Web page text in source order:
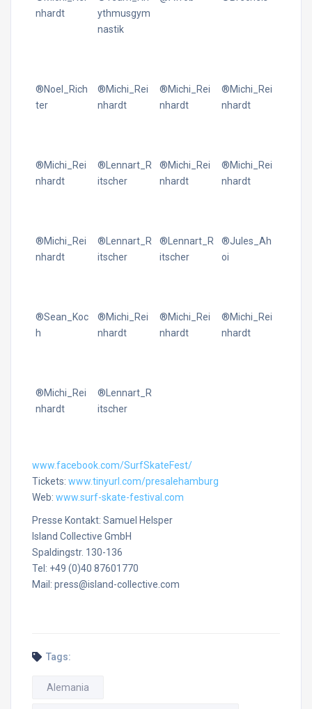
nhardt
ythmusgym
nastik
®Noel_Rich
ter
®Michi_Rei
nhardt
®Michi_Rei
nhardt
®Michi_Rei
nhardt
®Michi_Rei
nhardt
®Lennart_R
itscher
®Michi_Rei
nhardt
®Michi_Rei
nhardt
®Michi_Rei
nhardt
®Lennart_R
itscher
®Lennart_R
itscher
®Jules_Ah
oi
®Sean_Koc
h
®Michi_Rei
nhardt
®Michi_Rei
nhardt
®Michi_Rei
nhardt
®Michi_Rei
nhardt
®Lennart_R
itscher
www.facebook.com/SurfSkateFest/
Tickets: www.tinyurl.com/presalehamburg
Web: www.surf-skate-festival.com
Presse Kontakt: Samuel Helsper
Island Collective GmbH
Spaldingstr. 130-136
Tel: +49 (0)40 87601770
Mail: press@island-collective.com
Tags:
Alemania